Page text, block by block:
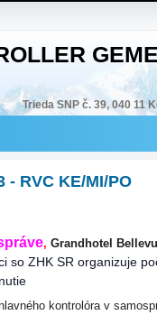
Trieda SNP č. 39, 040 11
RVC KE/MI/PO
, Grandhotel
so ZHK SR organizuje
kontrolóra v